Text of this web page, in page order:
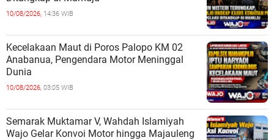
10/08/2026, 14:36 WIB
Kecelakaan Maut di Poros Palopo KM 02
Anabanua, Pengendara Motor Meninggal
Dunia
10/08/2026, 03:05 WIB
Semarak Muktamar V, Wahdah Islamiyah
Wajo Gelar Konvoi Motor hingga Majauleng